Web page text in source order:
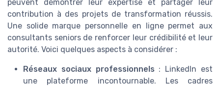
peuvent démontrer leur expertise et partager leur
contribution à des projets de transformation réussis.
Une solide marque personnelle en ligne permet aux
consultants seniors de renforcer leur crédibilité et leur
autorité. Voici quelques aspects à considérer :
Réseaux sociaux professionnels : LinkedIn est
une plateforme incontournable. Les cadres